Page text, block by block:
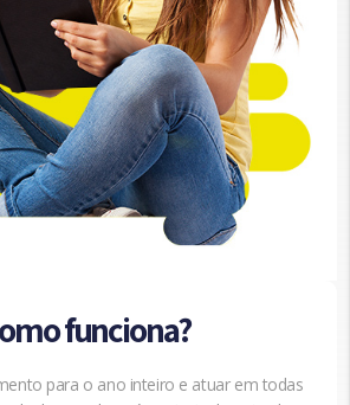
funciona?
para o ano inteiro e atuar em todas